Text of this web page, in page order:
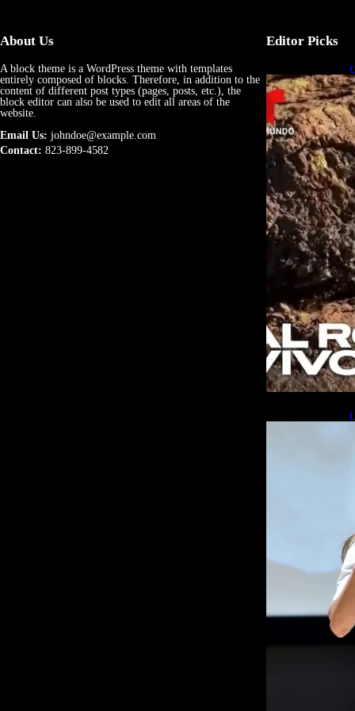
About Us
A block theme is a WordPress theme with templates
entirely composed of blocks. Therefore, in addition to the
content of different post types (pages, posts, etc.), the
block editor can also be used to edit all areas of the
website.
Email Us: johndoe@example.com
Contact: 823-899-4582
Editor Picks